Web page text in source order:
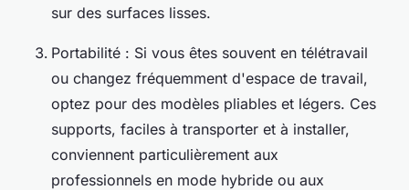
sur des surfaces lisses.
Portabilité : Si vous êtes souvent en télétravail
ou changez fréquemment d'espace de travail,
optez pour des modèles pliables et légers. Ces
supports, faciles à transporter et à installer,
conviennent particulièrement aux
professionnels en mode hybride ou aux